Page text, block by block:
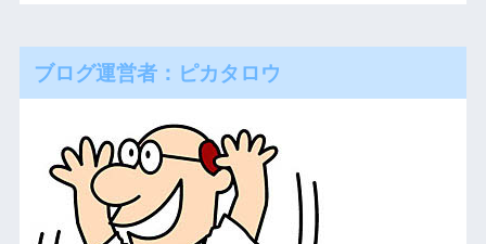
ブログ運営者：ピカタロウ